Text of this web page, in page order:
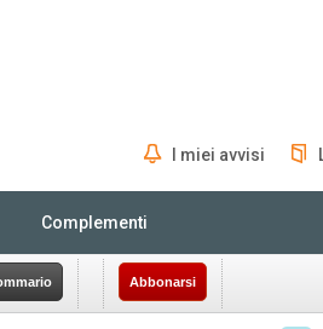
I miei avvisi
Complementi
Abbonarsi